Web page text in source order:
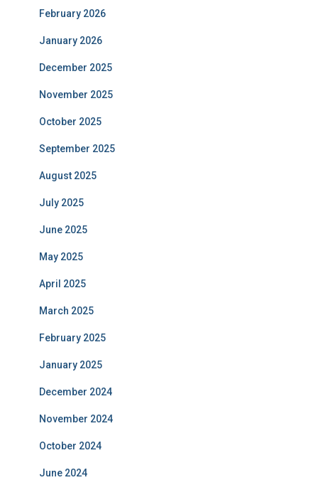
February 2026
January 2026
December 2025
November 2025
October 2025
September 2025
August 2025
July 2025
June 2025
May 2025
April 2025
March 2025
February 2025
January 2025
December 2024
November 2024
October 2024
June 2024